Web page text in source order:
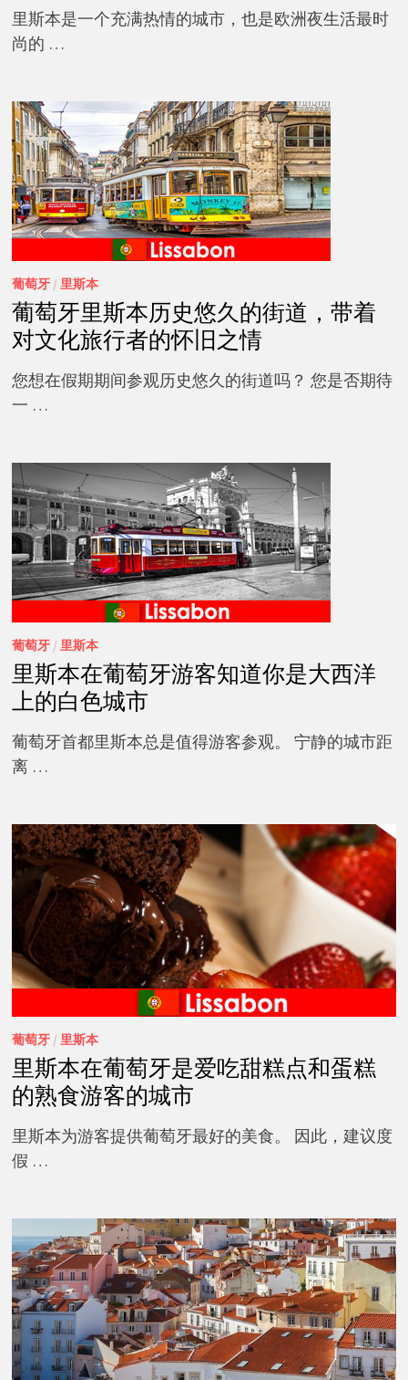
里斯本是一个充满热情的城市，也是欧洲夜生活最时
尚的 …
葡萄牙/ 里斯本
葡萄牙里斯本历史悠久的街道，带着
对文化旅行者的怀旧之情
您想在假期期间参观历史悠久的街道吗？ 您是否期待
一 …
葡萄牙/ 里斯本
里斯本在葡萄牙游客知道你是大西洋
上的白色城市
葡萄牙首都里斯本总是值得游客参观。 宁静的城市距
离 …
葡萄牙/ 里斯本
里斯本在葡萄牙是爱吃甜糕点和蛋糕
的熟食游客的城市
里斯本为游客提供葡萄牙最好的美食。 因此，建议度
假 …